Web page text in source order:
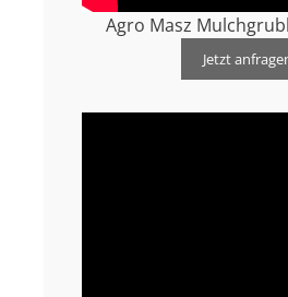
Agro Masz
Jetzt